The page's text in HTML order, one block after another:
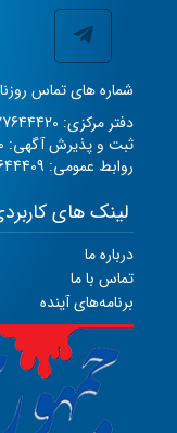
شماره های تماس
دفتر مرکزی: 02177644420
ثبت و پذیرش آگهی: 02177644410
روابط عمومی: 02177644409
لینک های
درباره ما
تماس با ما
برنامه‌های آینده